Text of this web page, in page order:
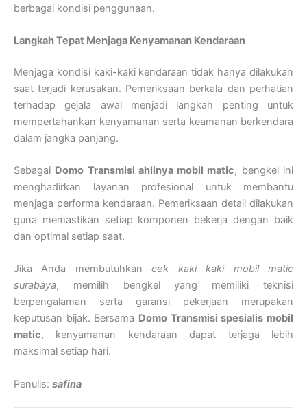
berbagai kondisi penggunaan.
Langkah Tepat Menjaga Kenyamanan Kendaraan
Menjaga kondisi kaki-kaki kendaraan tidak hanya dilakukan
saat terjadi kerusakan. Pemeriksaan berkala dan perhatian
terhadap gejala awal menjadi langkah penting untuk
mempertahankan kenyamanan serta keamanan berkendara
dalam jangka panjang.
Sebagai Domo Transmisi ahlinya mobil matic, bengkel ini
menghadirkan layanan profesional untuk membantu
menjaga performa kendaraan. Pemeriksaan detail dilakukan
guna memastikan setiap komponen bekerja dengan baik
dan optimal setiap saat.
Jika Anda membutuhkancek kaki kaki mobil matic
surabaya, memilih bengkel yang memiliki teknisi
berpengalaman serta garansi pekerjaan merupakan
keputusan bijak. Bersama Domo Transmisi spesialis mobil
matic, kenyamanan kendaraan dapat terjaga lebih
maksimal setiap hari.
Penulis: safina